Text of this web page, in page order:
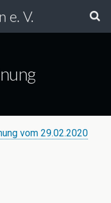
e. V.
vom 29.02.2020